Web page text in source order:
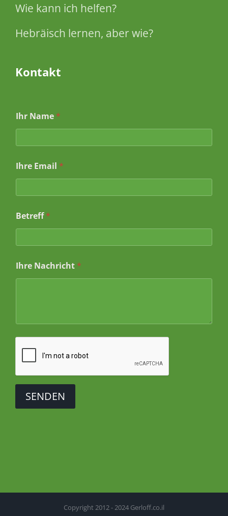
Wie kann ich helfen?
Hebräisch lernen, aber wie?
Kontakt
m
a
l
I
h
e
Ihr Name *
Ihre Email *
Betreff*
Ihre Nachricht *
SENDEN
Copyright 2012 - 2024 Gerloff.co.il